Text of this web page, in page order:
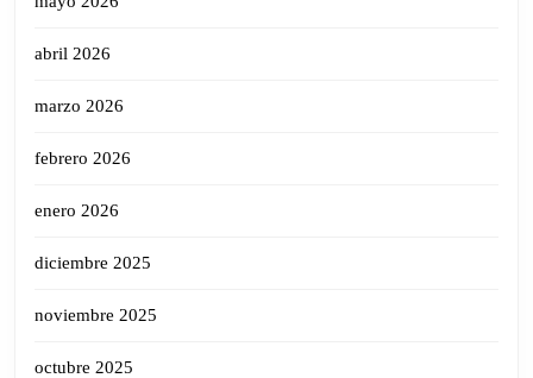
abril 2026
marzo 2026
febrero 2026
enero 2026
diciembre 2025
noviembre 2025
octubre 2025